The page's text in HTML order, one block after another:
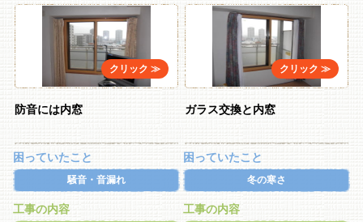
防音には内窓
困っていたこと
騒音・音漏れ
工事の内容
ガラス交換と内窓
困っていたこと
冬の寒さ
工事の内容